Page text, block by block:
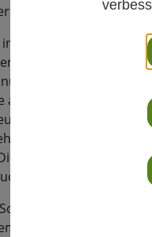
Sonden
handelt es sich
entwickelt.
anzeigt, ob die Sonde
werden Daten
Sonden an
Kontrollleuchte der
die
als
Indigo-